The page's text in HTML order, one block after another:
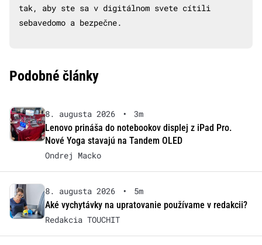
tak, aby ste sa v digitálnom svete cítili
sebavedomo a bezpečne.
Podobné články
8. augusta 2026 •
3m
Lenovo prináša do notebookov displej z iPad Pro.
Nové Yoga stavajú na Tandem OLED
Ondrej Macko
8. augusta 2026 •
5m
Aké vychytávky na upratovanie používame v redakcii?
Redakcia TOUCHIT